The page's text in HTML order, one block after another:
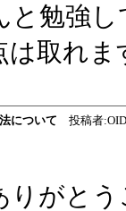
と勉強
は取れま
について 投稿者
りがと